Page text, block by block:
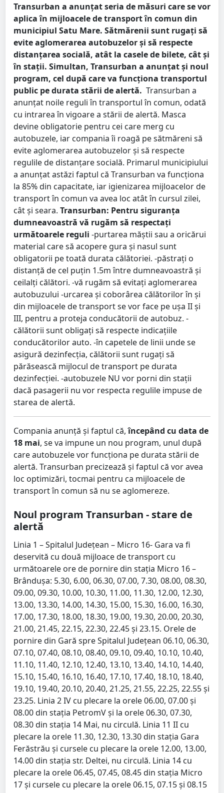
Transurban a anunțat seria de măsuri care se vor
aplica în mijloacele de transport în comun din
municipiul Satu Mare. Sătmărenii sunt rugați să
evite aglomerarea autobuzelor și să respecte
distanțarea socială, atât la casele de bilete, cât și
în stații. Simultan, Transurban a anunțat și noul
program, cel după care va funcționa transportul
public pe durata stării de alertă. Transurban a
anunțat noile reguli în transportul în comun, odată
cu intrarea în vigoare a stării de alertă. Masca
devine obligatorie pentru cei care merg cu
autobuzele, iar compania îi roagă pe sătmăreni să
evite aglomerarea autobuzelor și să respecte
regulile de distanțare socială. Primarul municipiului
a anunțat astăzi faptul că Transurban va funcționa
la 85% din capacitate, iar igienizarea mijloacelor de
transport în comun va avea loc atât în cursul zilei,
cât și seara. Transurban: Pentru siguranța
dumneavoastră vă rugăm să respectați
următoarele reguli -purtarea măștii sau a oricărui
material care să acopere gura și nasul sunt
obligatorii pe toată durata călătoriei. -păstrați o
distanță de cel puțin 1.5m între dumneavoastră și
ceilalți călători. -vă rugăm să evitați aglomerarea
autobuzului -urcarea și coborârea călătorilor în și
din mijloacele de transport se vor face pe ușa II și
III, pentru a proteja conducătorii de autobuz. -
călătorii sunt obligați să respecte indicațiile
conducătorilor auto. -în capetele de linii unde se
asigură dezinfecția, călătorii sunt rugați să
părăsească mijlocul de transport pe durata
dezinfecției. -autobuzele NU vor porni din stații
dacă pasagerii nu vor respecta regulile impuse de
starea de alertă.
Compania anunță și faptul că,începând cu data de
18 mai, se va impune un nou program, unul după
care autobuzele vor funcționa pe durata stării de
alertă. Transurban precizează și faptul că vor avea
loc optimizări, tocmai pentru ca mijloacele de
transport în comun să nu se aglomereze.
Noul program Transurban - stare de
alertă
Linia 1 – Spitalul Județean – Micro 16- Gara va fi
deservită cu două mijloace de transport cu
următoarele ore de pornire din stația Micro 16 –
Brândușa: 5.30, 6.00, 06.30, 07.00, 7.30, 08.00, 08.30,
09.00, 09.30, 10.00, 10.30, 11.00, 11.30, 12.00, 12.30,
13.00, 13.30, 14.00, 14.30, 15.00, 15.30, 16.00, 16.30,
17.00, 17.30, 18.00, 18.30, 19.00, 19.30, 20.00, 20.30,
21.00, 21.45, 22.15, 22.30, 22.45 și 23.15. Orele de
pornire din Gară spre Spitalul Județean 06.10, 06.30,
07.10, 07.40, 08.10, 08.40, 09.10, 09.40, 10.10, 10.40,
11.10, 11.40, 12.10, 12.40, 13.10, 13.40, 14.10, 14.40,
15.10, 15.40, 16.10, 16.40, 17.10, 17.40, 18.10, 18.40,
19.10, 19.40, 20.10, 20.40, 21.25, 21.55, 22.25, 22.55 și
23.25. Linia 2 IV cu plecare la orele 06.00, 07.00 și
08.00 din stația PetromV și la orele 06.30, 07.30,
08.30 din stația 14 Mai, nu circulă. Linia 11 II cu
plecare la orele 11.30, 12.30, 13.30 din stația Gara
Ferăstrău și cursele cu plecare la orele 12.00, 13.00,
14.00 din stația str. Deltei, nu circulă. Linia 14 cu
plecare la orele 06.45, 07.45, 08.45 din stația Micro
17 și cursele cu plecare la orele 06.15, 07.15 și 08.15